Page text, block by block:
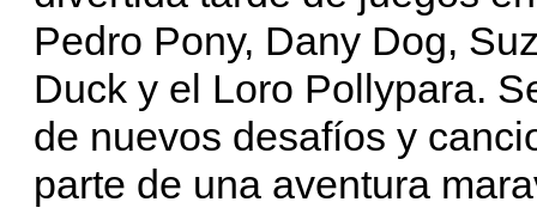
Pedro Pony, Dany Dog,
Duck y el Loro Pollypara.
de nuevos desafíos y
parte de una aventura